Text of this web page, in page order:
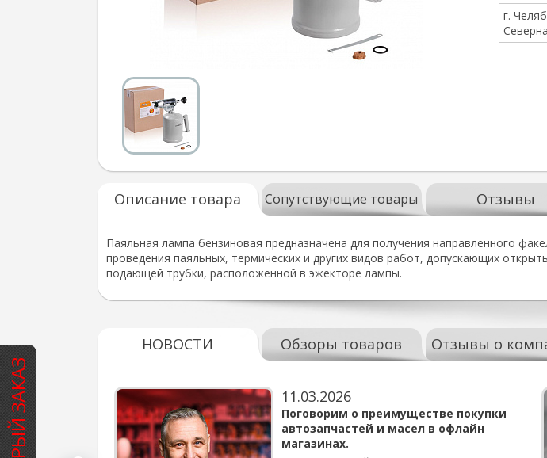
г.
Описание товара Сопутствующие товары Отзывы
Паяльная лампа бензиновая предназначена для получения направленного
проведения паяльных, термических и других видов работ, допускающих
подающей трубки, расположенной в эжекторе лампы.
НОВОСТИ Обзоры товаров Отзывы о
для
смены шин на
11.03.2026
Поговорим о преимуществе покупки
автозапчастей и масел в офлайн
магазинах.